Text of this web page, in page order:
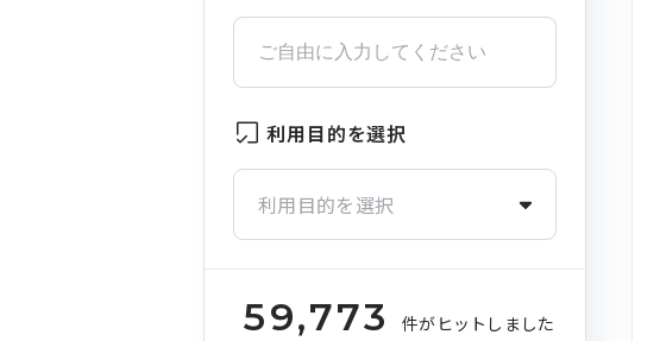
利用目的を選択
利用目的を選択
59,773 件がヒットしました